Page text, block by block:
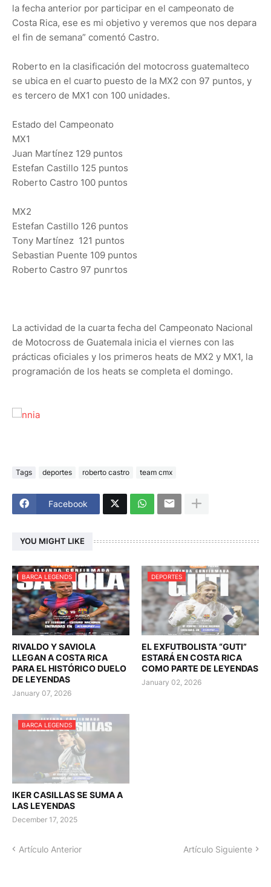
la fecha anterior por participar en el campeonato de
Costa Rica, ese es mi objetivo y veremos que nos depara
el fin de semana” comentó Castro.
Roberto en la clasificación del motocross guatemalteco
se ubica en el cuarto puesto de la MX2 con 97 puntos, y
es tercero de MX1 con 100 unidades.
Estado del Campeonato
MX1
Juan Martínez 129 puntos
Estefan Castillo 125 puntos
Roberto Castro 100 puntos
MX2
Estefan Castillo 126 puntos
Tony Martínez 121 puntos
Sebastian Puente 109 puntos
Roberto Castro 97 punrtos
La actividad de la cuarta fecha del Campeonato Nacional
de Motocross de Guatemala inicia el viernes con las
prácticas oficiales y los primeros heats de MX2 y MX1, la
programación de los heats se completa el domingo.
Tags deportes roberto castro team cmx
Facebook
YOU MIGHT LIKE
BARCA LEGENDS
RIVALDO Y SAVIOLA
LLEGAN A COSTA RICA
PARA EL HISTÓRICO DUELO
DE LEYENDAS
January 07, 2026
DEPORTES
EL EXFUTBOLISTA “GUTI”
ESTARÁ EN COSTA RICA
COMO PARTE DE LEYENDAS
January 02, 2026
BARCA LEGENDS
IKER CASILLAS SE SUMA A
LAS LEYENDAS
December 17, 2025
Artículo Anterior Artículo Siguiente